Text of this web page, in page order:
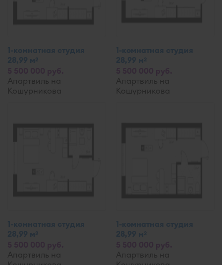
1-комнатная студия
28,99 м2
Апартвиль на
Кошурникова
1-комнатная студия
28,99 м2
Апартвиль на
Кошурникова
1-комнатная студия
28,99 м2
Апартвиль на
1-комнатная студия
28,99 м2
Апартвиль на